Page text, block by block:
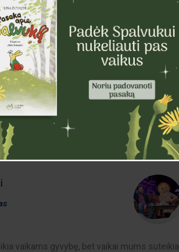
vaikams gyvybę, bet vaikai mums suteikia